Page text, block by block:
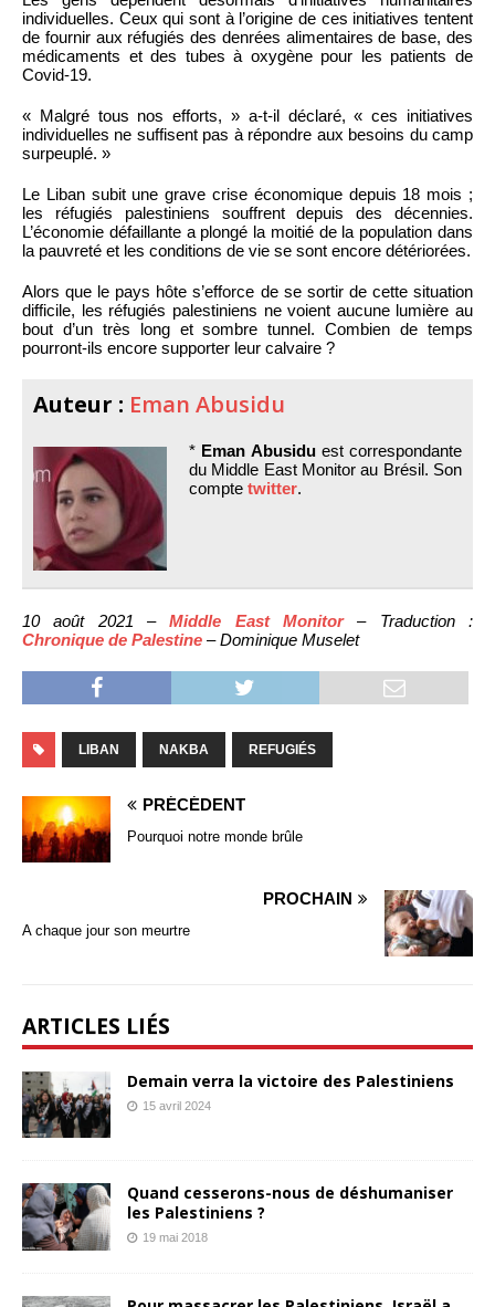
individuelles. Ceux qui sont à l’origine de ces initiatives tentent
de fournir aux réfugiés des denrées alimentaires de base, des
médicaments et des tubes à oxygène pour les patients de
Covid-19.
« Malgré tous nos efforts, » a-t-il déclaré, « ces initiatives
individuelles ne suffisent pas à répondre aux besoins du camp
surpeuplé. »
Le Liban subit une grave crise économique depuis 18 mois ;
les réfugiés palestiniens souffrent depuis des décennies.
L’économie défaillante a plongé la moitié de la population dans
la pauvreté et les conditions de vie se sont encore détériorées.
Alors que le pays hôte s’efforce de se sortir de cette situation
difficile, les réfugiés palestiniens ne voient aucune lumière au
bout d’un très long et sombre tunnel. Combien de temps
pourront-ils encore supporter leur calvaire ?
Auteur : Eman Abusidu
* Eman Abusiduest correspondante
du Middle East Monitor au Brésil. Son
compte twitter.
10 août 2021 –Middle East Monitor– Traduction :
Chronique de Palestine – Dominique Muselet
LIBAN NAKBA REFUGIÉS
PRÉCÉDENT
Pourquoi notre monde brûle
PROCHAIN
A chaque jour son meurtre
ARTICLES LIÉS
Demain verra la victoire des Palestiniens
15 avril 2024
Quand cesserons-nous de déshumaniser
les Palestiniens ?
19 mai 2018